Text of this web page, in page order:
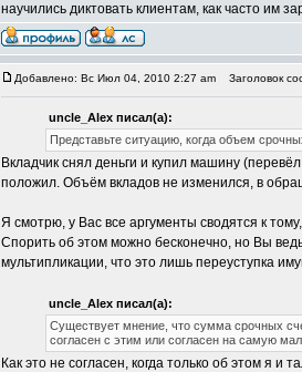
научились диктовать клиентам, как часто им
Добавлено: Вс Июл 04, 2010 2:27 am Заголовок
uncle_Alex писал(а):
Представьте ситуацию, когда объем
Вкладчик снял деньги и купил машину
положил. Объём вкладов не изменился, в
Я смотрю, у Вас все аргументы сводятся к
Спорить об этом можно бесконечно, но Вы
мультипликации, что это лишь переуступка
uncle_Alex писал(а):
Существует мнение, что сумма срочных
согласен с этим или согласен на самую
Как это не согласен, когда только об этом я